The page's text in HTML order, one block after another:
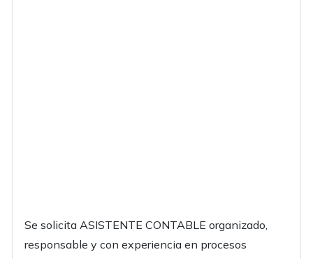
Se solicita ASISTENTE CONTABLE organizado,
responsable y con experiencia en procesos